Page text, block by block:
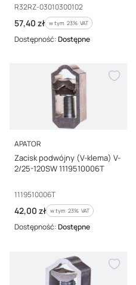
Kod producenta
R32RZ-03010300102
Cena brutto
57,40 zł w tym %s VAT
w tym 23% VAT
Dostępność:Dostępne
PRODUCENT
APATOR
Zacisk podwójny (V-klema) V-
2/25-120SW 1119510006T
Kod producenta
1119510006T
Cena brutto
42,00 zł w tym %s VAT
w tym 23% VAT
Dostępność:Dostępne